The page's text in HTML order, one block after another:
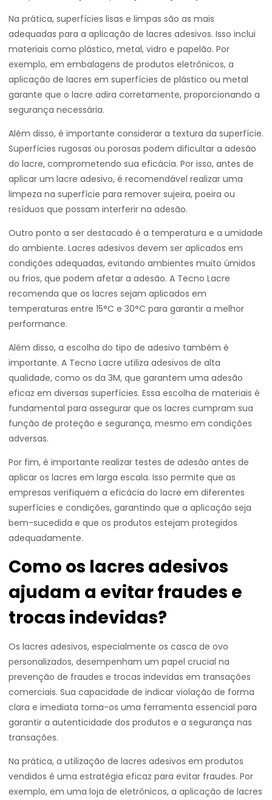
Na prática, superfícies lisas e limpas são as mais
adequadas para a aplicação de lacres adesivos. Isso inclui
materiais como plástico, metal, vidro e papelão. Por
exemplo, em embalagens de produtos eletrônicos, a
aplicação de lacres em superfícies de plástico ou metal
garante que o lacre adira corretamente, proporcionando a
segurança necessária.
Além disso, é importante considerar a textura da superfície.
Superfícies rugosas ou porosas podem dificultar a adesão
do lacre, comprometendo sua eficácia. Por isso, antes de
aplicar um lacre adesivo, é recomendável realizar uma
limpeza na superfície para remover sujeira, poeira ou
resíduos que possam interferir na adesão.
Outro ponto a ser destacado é a temperatura e a umidade
do ambiente. Lacres adesivos devem ser aplicados em
condições adequadas, evitando ambientes muito úmidos
ou frios, que podem afetar a adesão. A Tecno Lacre
recomenda que os lacres sejam aplicados em
temperaturas entre 15°C e 30°C para garantir a melhor
performance.
Além disso, a escolha do tipo de adesivo também é
importante. A Tecno Lacre utiliza adesivos de alta
qualidade, como os da 3M, que garantem uma adesão
eficaz em diversas superfícies. Essa escolha de materiais é
fundamental para assegurar que os lacres cumpram sua
função de proteção e segurança, mesmo em condições
adversas.
Por fim, é importante realizar testes de adesão antes de
aplicar os lacres em larga escala. Isso permite que as
empresas verifiquem a eficácia do lacre em diferentes
superfícies e condições, garantindo que a aplicação seja
bem-sucedida e que os produtos estejam protegidos
adequadamente.
Como os lacres adesivos
ajudam a evitar fraudes e
trocas indevidas?
Os lacres adesivos, especialmente os casca de ovo
personalizados, desempenham um papel crucial na
prevenção de fraudes e trocas indevidas em transações
comerciais. Sua capacidade de indicar violação de forma
clara e imediata torna-os uma ferramenta essencial para
garantir a autenticidade dos produtos e a segurança nas
transações.
Na prática, a utilização de lacres adesivos em produtos
vendidos é uma estratégia eficaz para evitar fraudes. Por
exemplo, em uma loja de eletrônicos, a aplicação de lacres